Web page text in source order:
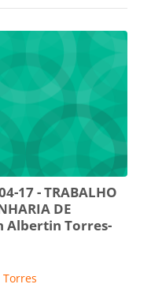
17 - TRABALHO
DE
Albertin Torres-